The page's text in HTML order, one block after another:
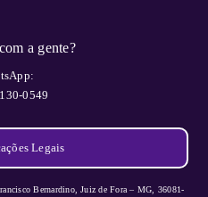
a gente?
0549
Legais
Bernardino, Juiz de Fora – MG, 36081-